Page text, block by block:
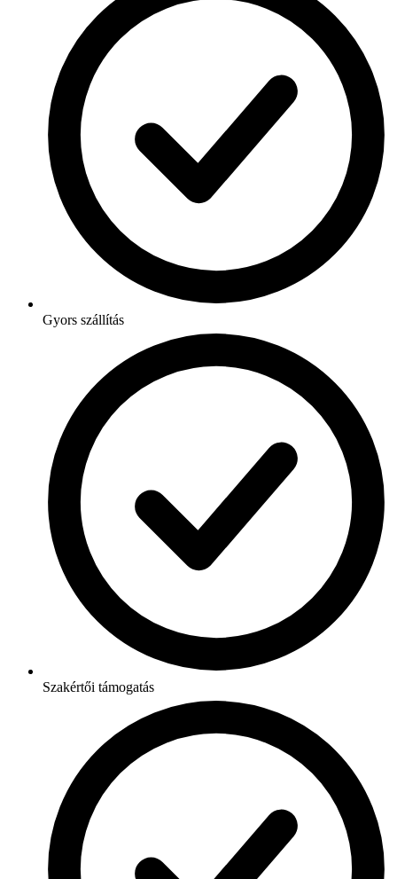
Gyors szállítás
Szakértői támogatás